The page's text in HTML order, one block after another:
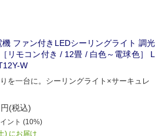
機 ファン付きLEDシーリングライト 調光
リモコン付き / 12畳 / 白色～電球色］ L
W
を一台に。シーリングライト×サーキュレ
円(税込)
ント (10%)
) にお届け